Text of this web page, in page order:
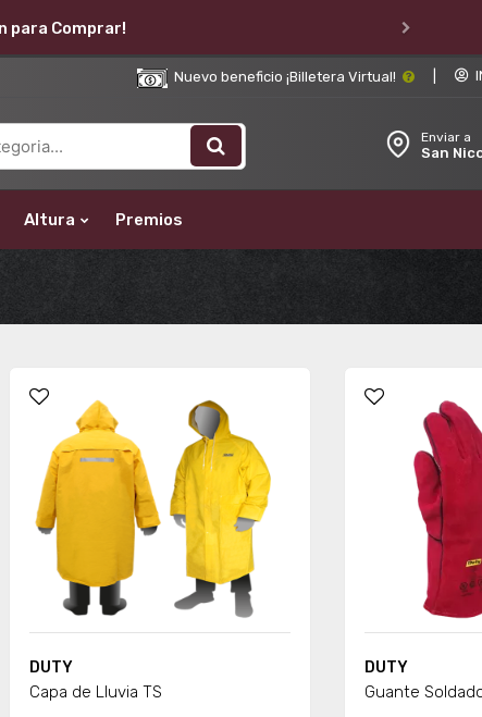
para Comprar!
Nuevo beneficio ¡Billetera Virtual!
Enviar a
San
Altura Premios
DUTY
Capa de Lluvia TS
DUTY
Guante